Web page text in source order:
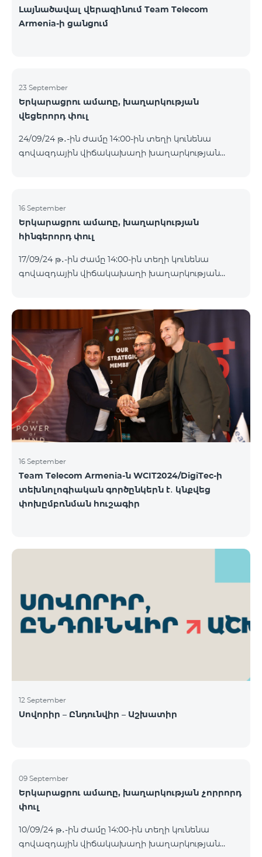
Լայնածավալ վերազինում Team Telecom
Armenia-ի ցանցում
23 September
Երկարացրու ամառը, խաղարկության
վեցերորդ փուլ
24/09/24 թ․-ին ժամը 14:00-ին տեղի կունենա
գովազդային վիճակախաղի խաղարկության
քարտի` TeamTok կանխավճարային
սակագնային փաթեթի հեռախոսահամարով։
Հաղթող հեռախոսահամարներն ընտրվելու են
Հետևեք մեզ Team-ի Facebook-յան և YouTube-յան
ալիքների պաշտոնական էջերում: Մանրամասն
https://www.telecomarmenia.am/hy/B2S?s
16 September
Երկարացրու ամառը, խաղարկության
հինգերորդ փուլ
17/09/24 թ․-ին ժամը 14:00-ին տեղի կունենա
գովազդային վիճակախաղի խաղարկության
պրոմոյի շրջանակներում տրամադրվող SIM
քարտի` TeamTok կանխավճարային
սակագնային փաթեթի հեռախոսահամարով։
Հաղթող հեռախոսահամարներն ընտրվելու են
պատահական թվերի գեներատորի միջոցով։
Հետևեք մեզ Team-ի Facebook-յան և YouTube-յան
ալիքների պաշտոնական էջերում: Մանրամասն
պայմաններ՝
https://www.telecomarmenia.am/hy/B2S?s
16 September
Team Telecom Armenia-ն WCIT2024/DigiTec-ի
տեխնոլոգիական գործընկերն է․ կնքվեց
փոխըմբռնման հուշագիր
12 September
Սովորիր – Ընդունվիր – Աշխատիր
09 September
Երկարացրու ամառը, խաղարկության չորրորդ
փուլ
10/09/24 թ․-ին ժամը 14:00-ին տեղի կունենա
գովազդային վիճակախաղի խաղարկության